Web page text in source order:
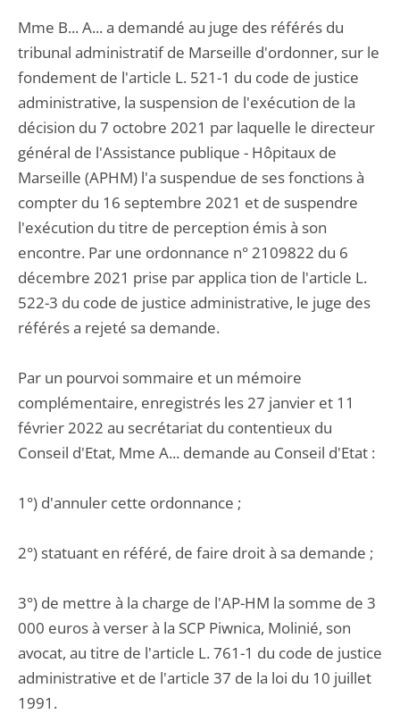
Mme B... A... a demandé au juge des référés du
tribunal administratif de Marseille d'ordonner, sur le
fondement de l'article L. 521-1 du code de justice
administrative, la suspension de l'exécution de la
décision du 7 octobre 2021 par laquelle le directeur
général de l'Assistance publique - Hôpitaux de
Marseille (APHM) l'a suspendue de ses fonctions à
compter du 16 septembre 2021 et de suspendre
l'exécution du titre de perception émis à son
encontre. Par une ordonnance n° 2109822 du 6
décembre 2021 prise par applica tion de l'article L.
522-3 du code de justice administrative, le juge des
référés a rejeté sa demande.
Par un pourvoi sommaire et un mémoire
complémentaire, enregistrés les 27 janvier et 11
février 2022 au secrétariat du contentieux du
Conseil d'Etat, Mme A... demande au Conseil d'Etat :
1°) d'annuler cette ordonnance ;
2°) statuant en référé, de faire droit à sa demande ;
3°) de mettre à la charge de l'AP-HM la somme de 3
000 euros à verser à la SCP Piwnica, Molinié, son
avocat, au titre de l'article L. 761-1 du code de justice
administrative et de l'article 37 de la loi du 10 juillet
1991.